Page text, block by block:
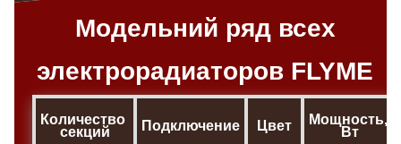
Модельний ряд всех
электрорадиаторов FLYME
Количество
секций
Подключение Цвет
Мощность,
Вт